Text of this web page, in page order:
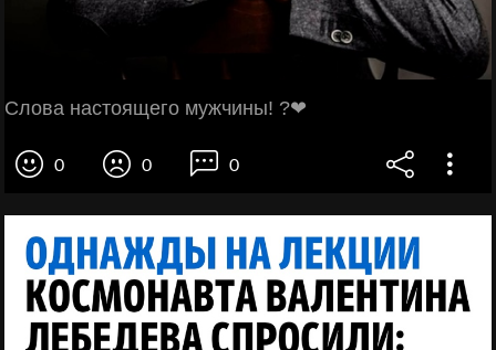
Слова настоящего мужчины! ?❤
0 0 0